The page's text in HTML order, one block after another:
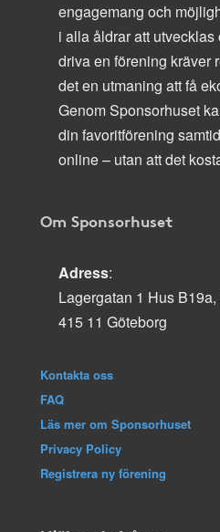
engagemang och
i alla åldrar att
driva en förening kräver
det en utmaning att få
Genom Sponsorhuset
din favoritförening
online – utan att det
Om Sponsorhuset
Adress:
Lagergatan 1 Hus B19a,
415 11 Göteborg
Kontakta oss
FAQ
Läs mer om Sponsorhuset
Privacy Policy
Registrera ny förening